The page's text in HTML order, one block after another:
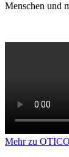
Menschen und
Mehr zu